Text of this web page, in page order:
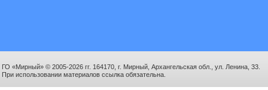
ГО «Мирный» © 2005-2026 гг. 164170, г. Мирный, Архангельская обл., ул. Ленина, 33.
При использовании материалов ссылка обязательна.